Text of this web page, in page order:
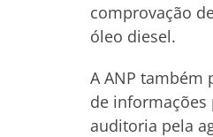
comprovação
óleo diesel.
A ANP também
de informações
auditoria pela